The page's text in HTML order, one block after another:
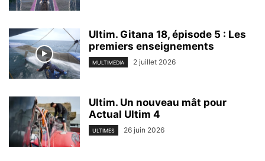
Ultim. Gitana 18, épisode 5 : Les
premiers enseignements
MULTIMEDIA 2 juillet 2026
Ultim. Un nouveau mât pour
Actual Ultim 4
ULTIMES 26 juin 2026